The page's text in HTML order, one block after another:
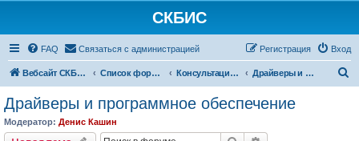
СКБИС
FAQ Связаться с администрацией Вход
Регистрация
Вебсайт СКБИС Список форумов Консультации технических специалистов Драйверы и программное обеспечение
Драйверы и программное обеспечение
Модератор: Денис Кашин